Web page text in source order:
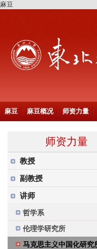
麻豆
麻豆 麻豆概况 师资力量
师资力量
教授
副教授
讲师
哲学系
伦理学研究所
马克思主义中国化研究